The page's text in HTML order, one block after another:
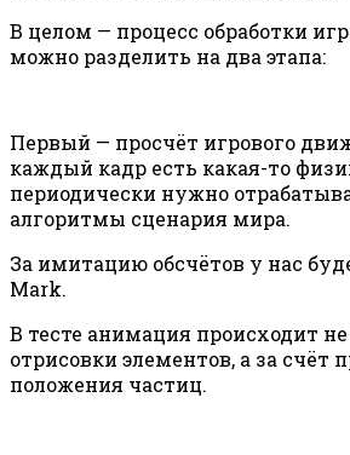
В целом — процесс обработки
можно разделить на два этапа:
Первый — просчёт игрового
каждый кадр есть какая-то
периодически нужно
алгоритмы сценария мира.
За имитацию обсчётов у нас
Mark.
В тесте анимация происходит не
отрисовки элементов, а за счёт
положения частиц.